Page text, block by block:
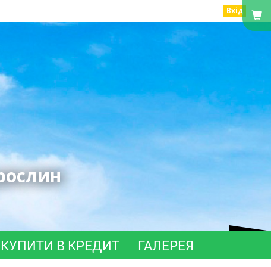
Вхід
КУПИТИ В КРЕДИТ ГАЛЕРЕЯ